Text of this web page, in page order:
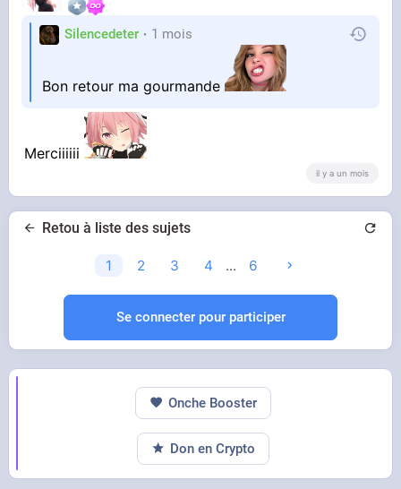
Silencedeter 1 mois
Bon retour ma gourmande
Merciiiiii
il y a un mois
Retou à liste des sujets
1 2 3 4 ... 6
Se connecter pour participer
Onche Booster
Don en Crypto